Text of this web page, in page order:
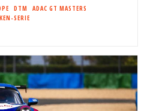
DTM
ADAC GT MASTERS
SERIE